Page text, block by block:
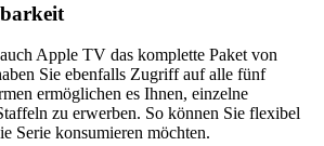
Apple TV das komplette Paket von
Sie ebenfalls Zugriff auf alle fünf
ermöglichen es Ihnen, einzelne
zu erwerben. So können Sie flexibel
Serie konsumieren möchten.